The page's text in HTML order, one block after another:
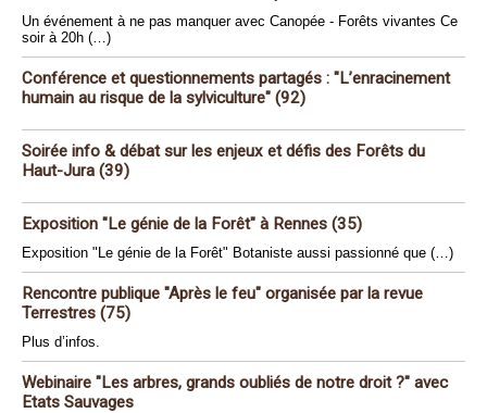
Un événement à ne pas manquer avec Canopée - Forêts vivantes Ce
soir à 20h (…)
Conférence et questionnements partagés : "L’enracinement
humain au risque de la sylviculture" (92)
Soirée info & débat sur les enjeux et défis des Forêts du
Haut-Jura (39)
Exposition "Le génie de la Forêt" à Rennes (35)
Exposition "Le génie de la Forêt" Botaniste aussi passionné que (…)
Rencontre publique "Après le feu" organisée par la revue
Terrestres (75)
Plus d’infos.
Webinaire "Les arbres, grands oubliés de notre droit ?" avec
Etats Sauvages